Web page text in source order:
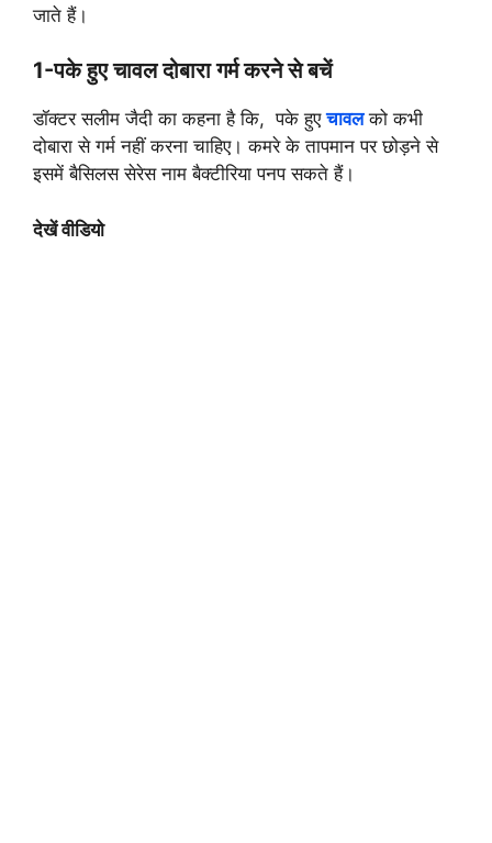
जाते हैं।
1-पके हुए चावल दोबारा गर्म करने से बचें
डॉक्टर सलीम जैदी का कहना है कि, पके हुएचावलको कभी
दोबारा से गर्म नहीं करना चाहिए।कमरे के तापमान पर छोड़ने से
इसमें बैसिलस सेरेस नाम बैक्टीरिया पनप सकते हैं।
देखें वीडियो